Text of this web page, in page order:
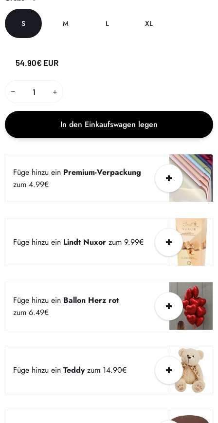
S M L XL
54.90€ EUR
− +
In den Einkaufswagen legen
Füge hinzu ein Premium-Verpackung
zum 4.99€
Füge hinzu ein Lindt Nuxor zum 9.99€
Füge hinzu ein Ballon Herz rot
zum 6.49€
Füge hinzu ein Teddy zum 14.90€